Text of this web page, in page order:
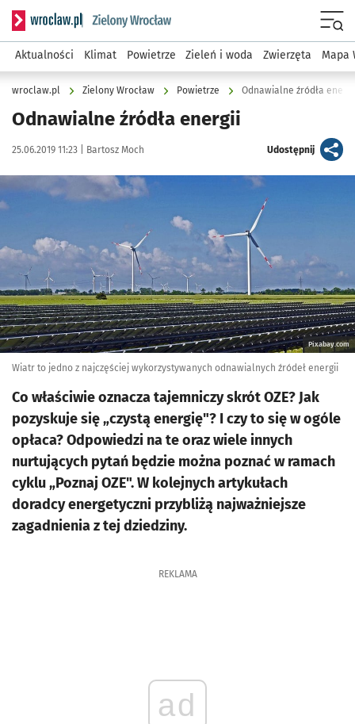
Serwis informacyjny wroclaw.pl podserwis: Środowisko we
Aktualności Klimat Powietrze Zieleń i woda Zwierzęta Mapa
wroclaw.pl Zielony Wrocław Powietrze Odnawialne źródła
Odnawialne źródła energii
Data publikacji:
25.06.2019 11:23 | Autor:
Bartosz Moch Udostępnijartykuł
Kliknij, aby powiększyć
Pixabay.com
Wiatr to jedno z najczęściej wykorzystywanych odnawialnych źródeł energii
Co właściwie oznacza tajemniczy skrót OZE? Jak
pozyskuje się „czystą energię"? I czy to się w ogóle
opłaca? Odpowiedzi na te oraz wiele innych
nurtujących pytań będzie można poznać w ramach
cyklu „Poznaj OZE". W kolejnych artykułach
doradcy energetyczni przybliżą najważniejsze
zagadnienia z tej dziedziny.
REKLAMA
ad